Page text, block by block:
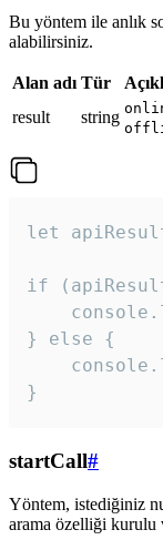
Bu yöntem ile anlık
alabilirsiniz.
Alan adı Tür
result
string
let
if
} else {
}
startCall#
Yöntem, istediğiniz
arama özelliği kurulu